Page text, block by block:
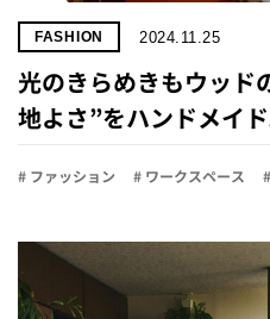
FASHION 2024.11.25
光のきらめきもウッド
地よさ”をハンドメイド
# ファッション # ワークスペース